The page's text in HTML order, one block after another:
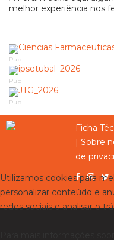
melhor experiência nos
Pub
Pub
Pub
Ficha
| Sobre
de
Utilizamos cookies para
personalizar conteúdo e
redes sociais e analisar o